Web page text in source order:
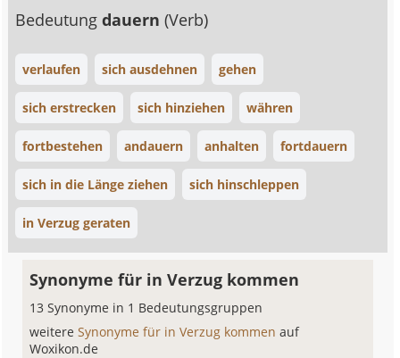
Bedeutungdauern(Verb)
verlaufen sich ausdehnen gehen
sich erstrecken sich hinziehen währen
fortbestehen andauern anhalten fortdauern
sich in die Länge ziehen sich hinschleppen
in Verzug geraten
Synonyme für in Verzug kommen
13 Synonyme in 1 Bedeutungsgruppen
weitereSynonyme für in Verzug kommenauf
Woxikon.de